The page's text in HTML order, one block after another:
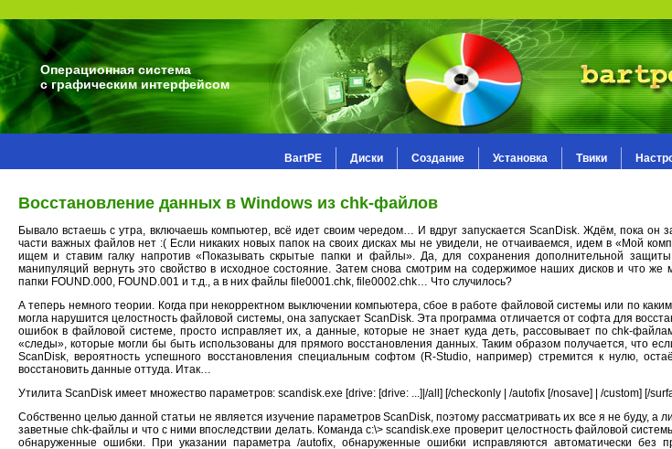
Операционная система
с графическим интерфейсом
BartPE Диски Создание Установка Твики
Восстановление данных в Windows из chk-файлов
Бывало встаешь с утра, включаешь компьютер, всё идет своим чередом… И вдруг запускается ScanDisk. Ждём, пока он
части важных файлов нет :( Если никаких новых папок на своих дисках мы не увидели, не отчаиваемся, идем в «Мой
ищем и ставим галку напротив «Показывать скрытые папки и файлы». Да, для сохранения дополнительной
манипуляций вернуть это свойство в исходное состояние. Затем снова смотрим на содержимое наших дисков и что
папки FOUND.000, FOUND.001 и т.д., а в них файлы file0001.chk, file0002.chk… Что случилось?
А теперь немного теории. Когда при некорректном выключении компьютера, сбое в работе файловой системы или по
могла нарушится целостность файловой системы, она запускает ScanDisk. Эта программа отличается от софта для
ошибок в файловой системе, просто исправляет их, а данные, которые не знает куда деть, рассовывает по chk-
«следы», которые могли бы быть использованы для прямого восстановления данных. Таким образом получается, что
ScanDisk, вероятность успешного восстановления специальным софтом (R-Studio, например) стремится к нулю,
восстановить данные оттуда. Итак…
Утилита ScanDisk имеет множество параметров: scandisk.exe [drive: [drive: ...]|/all] [/checkonly | /autofix [/nosave] | /custom] [/
Собственно целью данной статьи не является изучение параметров ScanDisk, поэтому рассматривать их все я не буду, а
заветные chk-файлы и что с ними впоследствии делать. Команда с:\> scandisk.exe проверит целостность файловой
обнаруженные ошибки. При указании параметра /autofix, обнаруженные ошибки исправляются автоматически без